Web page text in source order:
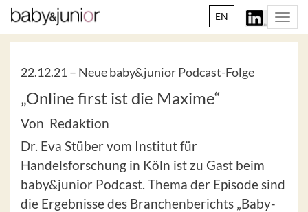
EN
22.12.21 – Neue baby&junior Podcast-Folge
„Online first ist die Maxime“
Von Redaktion
Dr. Eva Stüber vom Institut für
Handelsforschung in Köln ist zu Gast beim
baby&junior Podcast. Thema der Episode sind
die Ergebnisse des Branchenberichts „Baby-